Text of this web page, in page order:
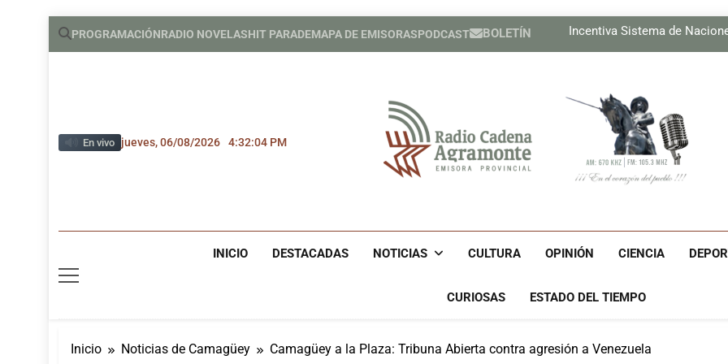
Saltar
PROGRAMACIÓNRADIO NOVELASHIT PARADEMAPA DE EMISORASPODCAST BOLETÍN
Incentiva Sistema de
Incentiva Sistema de
Tres cubanos ya
En vivo jueves, 06/08/2026 4:32:05 PM
Radio Cadena
INICIO DESTACADAS NOTICIAS CULTURA OPINIÓN CIENCIA
CURIOSAS ESTADO DEL TIEMPO
Inicio Noticias de Camagüey Camagüey a la Plaza: Tribuna Abierta contra agresión a Venezuela